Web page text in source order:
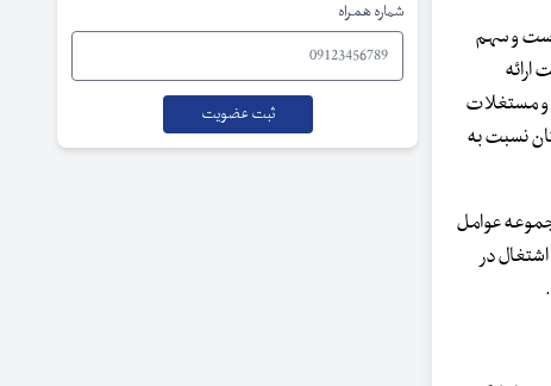
خدماتی است و سهم
و مستغلات
نسبت به
عوامل
در
شماره همراه